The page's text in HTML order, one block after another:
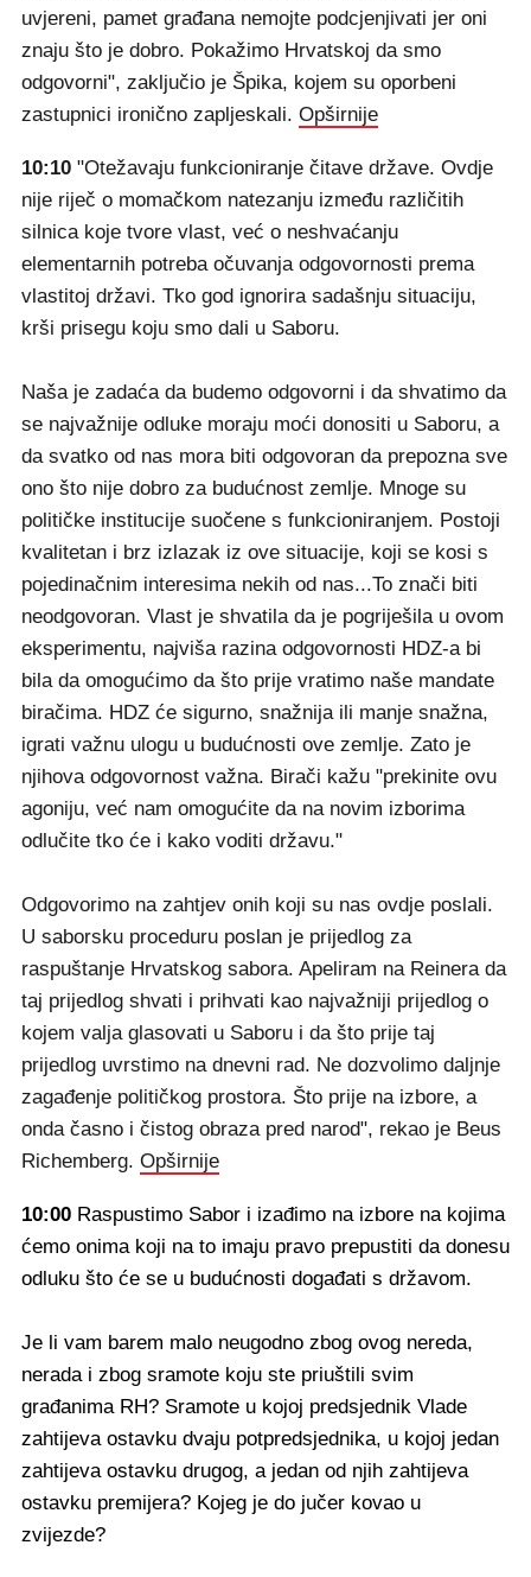
uvjereni, pamet građana nemojte podcjenjivati jer oni
znaju što je dobro. Pokažimo Hrvatskoj da smo
odgovorni", zaključio je Špika, kojem su oporbeni
zastupnici ironično zapljeskali. Opširnije
10:10 "Otežavaju funkcioniranje čitave države. Ovdje
nije riječ o momačkom natezanju između različitih
silnica koje tvore vlast, već o neshvaćanju
elementarnih potreba očuvanja odgovornosti prema
vlastitoj državi. Tko god ignorira sadašnju situaciju,
krši prisegu koju smo dali u Saboru.
Naša je zadaća da budemo odgovorni i da shvatimo da
se najvažnije odluke moraju moći donositi u Saboru, a
da svatko od nas mora biti odgovoran da prepozna sve
ono što nije dobro za budućnost zemlje. Mnoge su
političke institucije suočene s funkcioniranjem. Postoji
kvalitetan i brz izlazak iz ove situacije, koji se kosi s
pojedinačnim interesima nekih od nas...To znači biti
neodgovoran. Vlast je shvatila da je pogriješila u ovom
eksperimentu, najviša razina odgovornosti HDZ-a bi
bila da omogućimo da što prije vratimo naše mandate
biračima. HDZ će sigurno, snažnija ili manje snažna,
igrati važnu ulogu u budućnosti ove zemlje. Zato je
njihova odgovornost važna. Birači kažu "prekinite ovu
agoniju, već nam omogućite da na novim izborima
odlučite tko će i kako voditi državu."
Odgovorimo na zahtjev onih koji su nas ovdje poslali.
U saborsku proceduru poslan je prijedlog za
raspuštanje Hrvatskog sabora. Apeliram na Reinera da
taj prijedlog shvati i prihvati kao najvažniji prijedlog o
kojem valja glasovati u Saboru i da što prije taj
prijedlog uvrstimo na dnevni rad. Ne dozvolimo daljnje
zagađenje političkog prostora. Što prije na izbore, a
onda časno i čistog obraza pred narod", rekao je Beus
Richemberg. Opširnije
10:00 Raspustimo Sabor i izađimo na izbore na kojima
ćemo onima koji na to imaju pravo prepustiti da donesu
odluku što će se u budućnosti događati s državom.
Je li vam barem malo neugodno zbog ovog nereda,
nerada i zbog sramote koju ste priuštili svim
građanima RH? Sramote u kojoj predsjednik Vlade
zahtijeva ostavku dvaju potpredsjednika, u kojoj jedan
zahtijeva ostavku drugog, a jedan od njih zahtijeva
ostavku premijera? Kojeg je do jučer kovao u
zvijezde?